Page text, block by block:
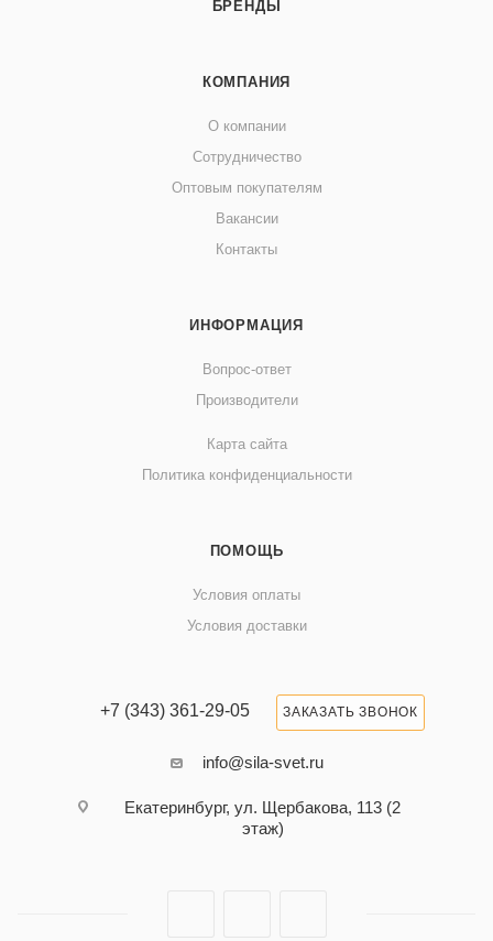
БРЕНДЫ
КОМПАНИЯ
О компании
Сотрудничество
Оптовым покупателям
Вакансии
Контакты
ИНФОРМАЦИЯ
Вопрос-ответ
Производители
Карта сайта
Политика конфиденциальности
ПОМОЩЬ
Условия оплаты
Условия доставки
+7 (343) 361-29-05 ЗАКАЗАТЬ ЗВОНОК
info@sila-svet.ru
Екатеринбург, ул. Щербакова, 113 (2
этаж)